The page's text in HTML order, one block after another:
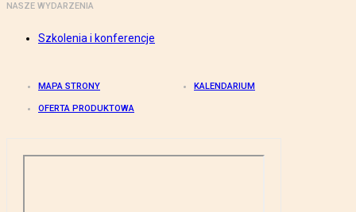
NASZE WYDARZENIA
Szkolenia i konferencje
MAPA STRONY KALENDARIUM
OFERTA PRODUKTOWA